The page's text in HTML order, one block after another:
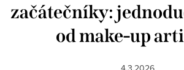
začátečníky:
od make-up